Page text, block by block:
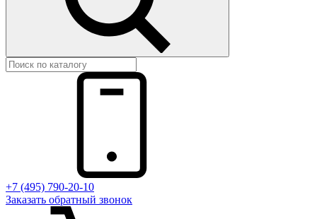
+7 (495) 790-20-10
Заказать обратный звонок